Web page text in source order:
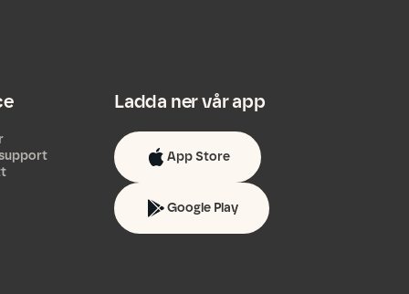
Ladda ner vår app
App Store
Google Play